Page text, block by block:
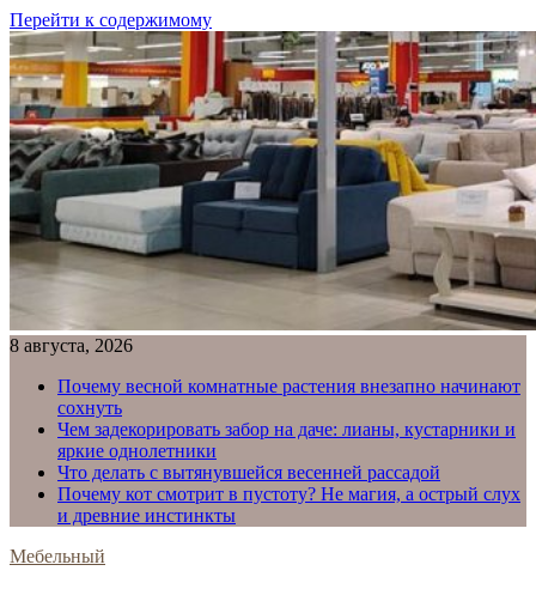
Перейти к содержимому
8 августа, 2026
Почему весной комнатные растения внезапно начинают
сохнуть
Чем задекорировать забор на даче: лианы, кустарники и
яркие однолетники
Что делать с вытянувшейся весенней рассадой
Почему кот смотрит в пустоту? Не магия, а острый слух
и древние инстинкты
Мебельный